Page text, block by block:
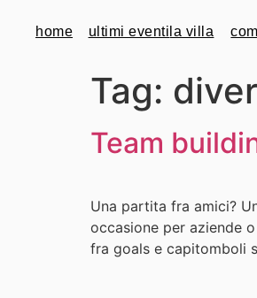
home ultimi eventi la villa
Tag:
Team
Una partita fra amici?
occasione per aziende
fra goals e capitomboli